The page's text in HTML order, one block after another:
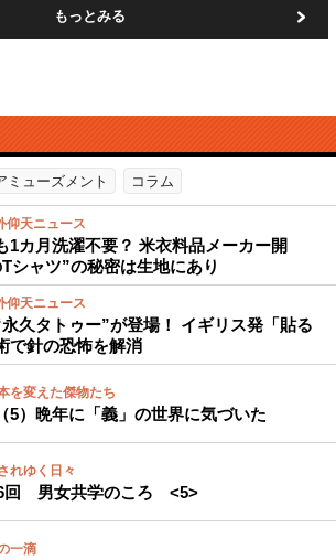
もっとみる
ミューズメント コラム
仰天ニュース
1カ月洗濯不要？ 米衣料品メーカー開
シャツ”の秘密は生地にあり
仰天ニュース
久タトゥー”が登場！ イギリス発「貼る
で針の恐怖を解消
を変えた傑物たち
5）晩年に「義」の世界に気づいた
れゆく日々
回 男女共学のころ <5>
一滴